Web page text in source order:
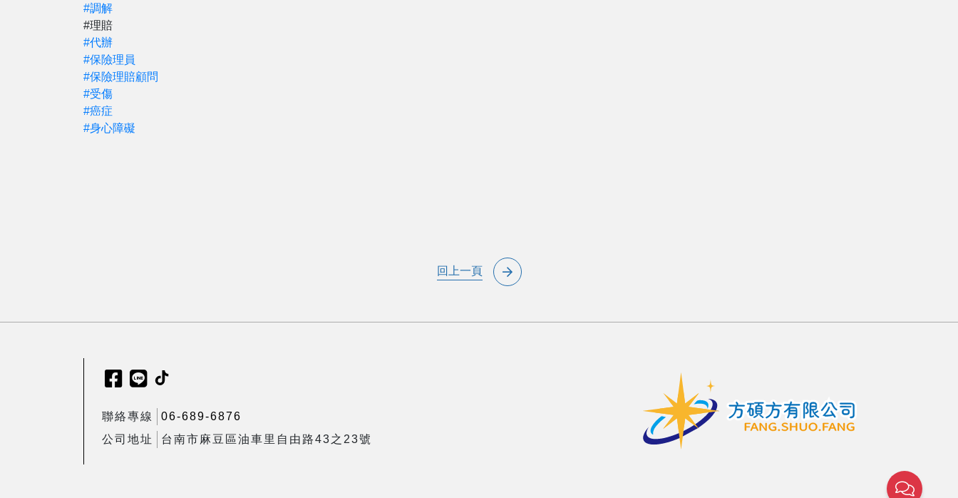
#調解
#理賠
#代辦
#保險理員
#保險理賠顧問
#受傷
#癌症
#身心障礙
回上一頁
聯絡專線
06-689-6876
公司地址
台南市麻豆區油車里自由路43之23號